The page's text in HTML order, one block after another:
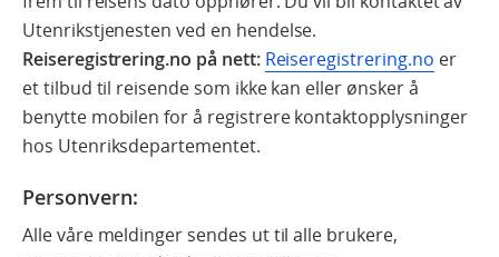
Utenrikstjenesten ved en hendelse.
Reiseregistrering.no på nett: Reiseregistrering.no er
et tilbud til reisende som ikke kan eller ønsker å
benytte mobilen for å registrere kontaktopplysninger
hos Utenriksdepartementet.
Personvern:
Alle våre meldinger sendes ut til alle brukere,